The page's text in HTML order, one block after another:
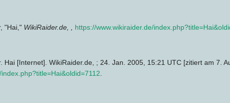
"Hai," WikiRaider.de, , https://www.wikiraider.de/
Hai [Internet]. WikiRaider.de, ; 24. Jan. 2005, 15:21 UTC [zitiert am 7.